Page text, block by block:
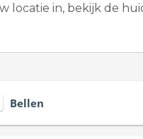
locatie in, bekijk de
Bellen